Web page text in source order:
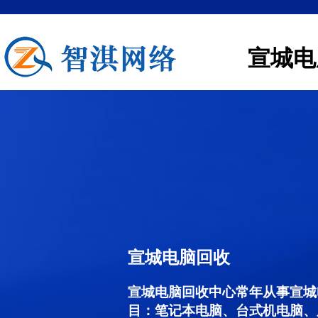
宣城
宣城电脑回收
宣城电脑回收中心常年从事宣
目：笔记本电脑、台式机电脑